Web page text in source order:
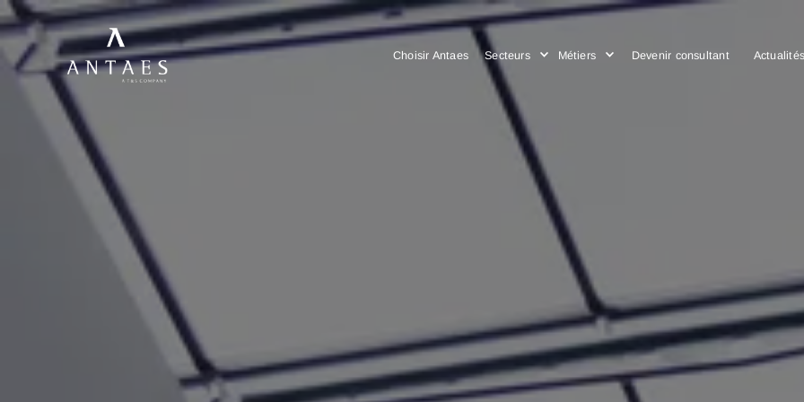
Choisir Antaes Secteurs Métiers Devenir consultant